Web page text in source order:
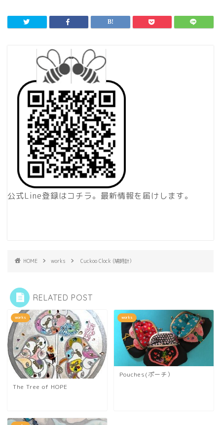
公式Line登録はコチラ。最新情報を届けします。
HOME works Cuckoo Clock (鳩時計）
RELATED POST
works
The Tree of HOPE
works
Pouches(ポーチ）